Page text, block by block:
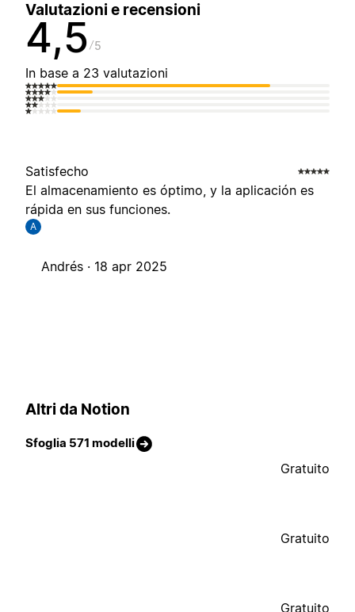
Valutazioni e recensioni
4,5 5
In base a 23 valutazioni
Satisfecho
El almacenamiento es óptimo, y la aplicación es
rápida en sus funciones.
A
Andrés · 18 apr 2025
Altri da Notion
Sfoglia 571 modelli
Gratuito
Gratuito
Gratuito